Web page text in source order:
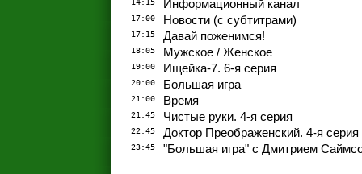
14:15 Информационный канал
17:00 Новости (с субтитрами)
17:15 Давай поженимся!
18:05 Мужское / Женское
19:00 Ищейка-7. 6-я серия
20:00 Большая игра
21:00 Время
21:45 Чистые руки. 4-я серия
22:45 Доктор Преображенский. 4-я серия
23:45 "Большая игра" с Дмитрием